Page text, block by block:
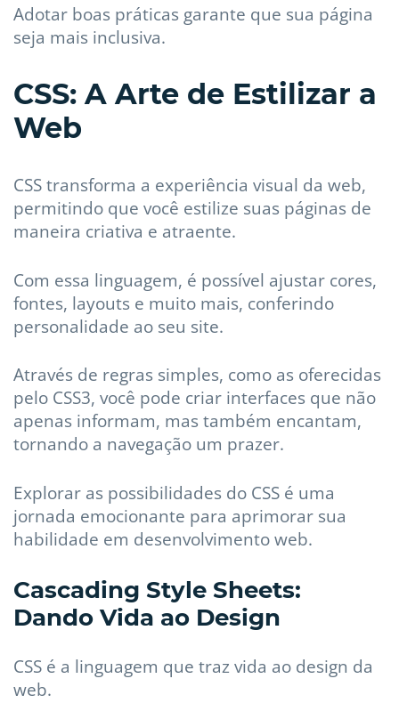
Adotar boas práticas garante que sua página
seja mais inclusiva.
CSS: A Arte de Estilizar a
Web
CSS transforma a experiência visual da web,
permitindo que você estilize suas páginas de
maneira criativa e atraente.
Com essa linguagem, é possível ajustar cores,
fontes, layouts e muito mais, conferindo
personalidade ao seu site.
Através de regras simples, como as oferecidas
pelo CSS3, você pode criar interfaces que não
apenas informam, mas também encantam,
tornando a navegação um prazer.
Explorar as possibilidades do CSS é uma
jornada emocionante para aprimorar sua
habilidade em desenvolvimento web.
Cascading Style Sheets:
Dando Vida ao Design
CSS é a linguagem que traz vida ao design da
web.